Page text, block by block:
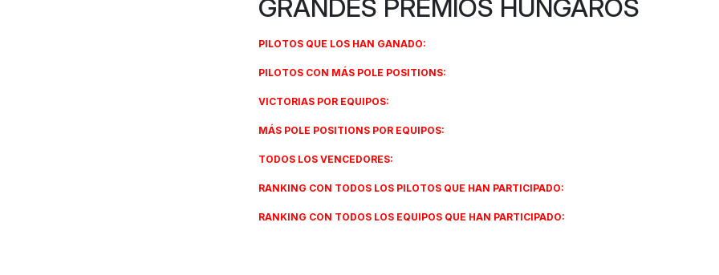
GRANDES PREMIOS HÚNGAROS
PILOTOS QUE LOS HAN GANADO:
PILOTOS CON MÁS POLE POSITIONS:
VICTORIAS POR EQUIPOS:
MÁS POLE POSITIONS POR EQUIPOS:
TODOS LOS VENCEDORES:
RANKING CON TODOS LOS PILOTOS QUE HAN PARTICIPADO:
RANKING CON TODOS LOS EQUIPOS QUE HAN PARTICIPADO: